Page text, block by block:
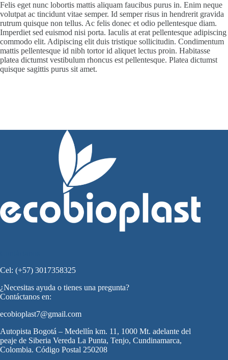
Felis eget nunc lobortis mattis aliquam faucibus purus in. Enim neque
volutpat ac tincidunt vitae semper. Id semper risus in hendrerit gravida
rutrum quisque non tellus. Ac felis donec et odio pellentesque diam.
Imperdiet sed euismod nisi porta. Iaculis at erat pellentesque adipiscing
commodo elit. Adipiscing elit duis tristique sollicitudin. Condimentum
mattis pellentesque id nibh tortor id aliquet lectus proin. Habitasse
platea dictumst vestibulum rhoncus est pellentesque. Platea dictumst
quisque sagittis purus sit amet.
Cel: (+57) 3017358325
¿Necesitas ayuda o tienes una pregunta?
Contáctanos en:
ecobioplast7@gmail.com
Autopista Bogotá – Medellín km. 11, 1000 Mt. adelante del
peaje de Siberia Vereda La Punta, Tenjo, Cundinamarca,
Colombia. Código Postal 250208